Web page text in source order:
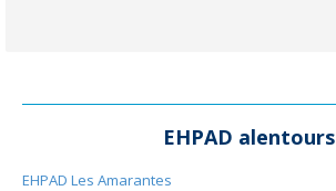
EHPAD alentours
EHPAD Les Amarantes